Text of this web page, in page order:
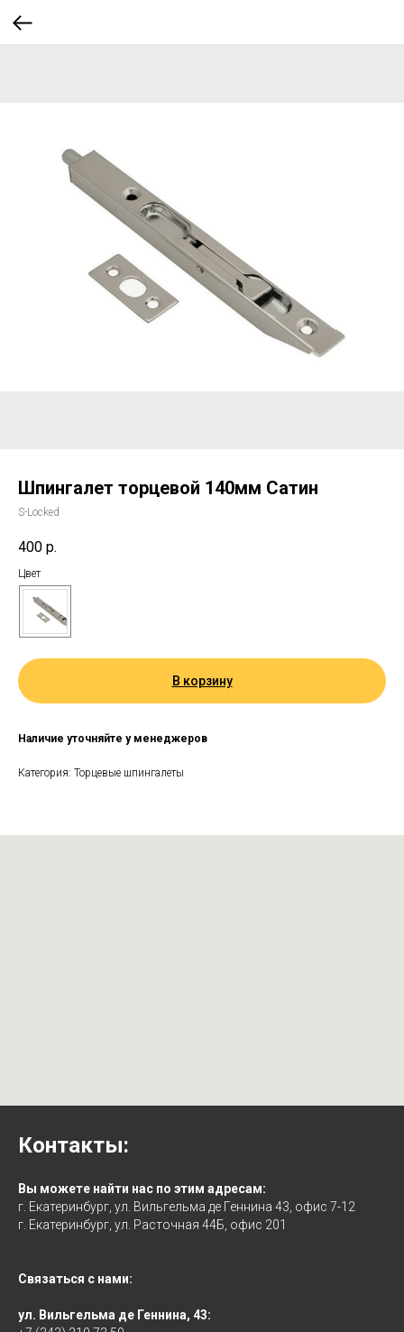
Шпингалет торцевой 140мм Сатин
S-Locked
400 р.
Цвет
В корзину
Наличие уточняйте у менеджеров
Категория: Торцевые шпингалеты
Контакты:
Вы можете найти нас по этим адресам:
г. Екатеринбург, ул. Вильгельма де Геннина 43, офис 7-12
г. Екатеринбург, ул. Расточная 44Б, офис 201
Связаться с нами:
ул. Вильгельма де Геннина, 43: